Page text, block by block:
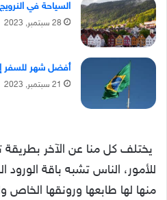
السياحة في النرويج
28 سبتمبر, 2023
أفضل شهر للسفر
21 سبتمبر, 2023
يختلف كل منا عن الآخر بطريقة
للأمور، الناس تشبه باقة
منها لها طابعها ورونقها الخاص